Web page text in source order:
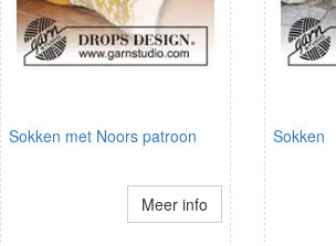
Sokken met Noors patroon
Meer info
Sokken